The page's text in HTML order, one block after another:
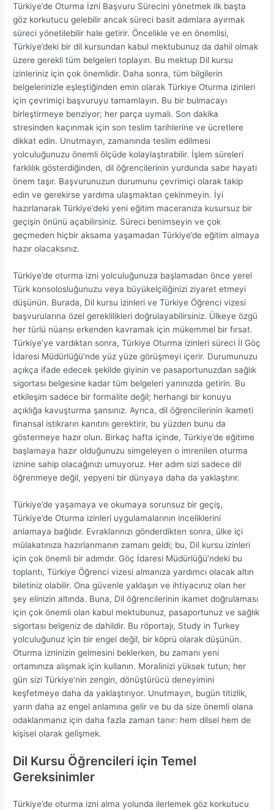
Türkiye’de Oturma İzni Başvuru Sürecini yönetmek ilk başta
göz korkutucu gelebilir ancak süreci basit adımlara ayırmak
süreci yönetilebilir hale getirir. Öncelikle ve en önemlisi,
Türkiye’deki bir dil kursundan kabul mektubunuz da dahil olmak
üzere gerekli tüm belgeleri toplayın. Bu mektup Dil kursu
izinleriniz için çok önemlidir. Daha sonra, tüm bilgilerin
belgelerinizle eşleştiğinden emin olarak Türkiye Oturma izinleri
için çevrimiçi başvuruyu tamamlayın. Bu bir bulmacayı
birleştirmeye benziyor; her parça uymalı. Son dakika
stresinden kaçınmak için son teslim tarihlerine ve ücretlere
dikkat edin. Unutmayın, zamanında teslim edilmesi
yolculuğunuzu önemli ölçüde kolaylaştırabilir. İşlem süreleri
farklılık gösterdiğinden, dil öğrencilerinin yurdunda sabır hayati
önem taşır. Başvurunuzun durumunu çevrimiçi olarak takip
edin ve gerekirse yardıma ulaşmaktan çekinmeyin. İyi
hazırlanarak Türkiye’deki yeni eğitim maceranıza kusursuz bir
geçişin önünü açabilirsiniz. Süreci benimseyin ve çok
geçmeden hiçbir aksama yaşamadan Türkiye’de eğitim almaya
hazır olacaksınız.
Türkiye’de oturma izni yolculuğunuza başlamadan önce yerel
Türk konsolosluğunuzu veya büyükelçiliğinizi ziyaret etmeyi
düşünün. Burada, Dil kursu izinleri ve Türkiye Öğrenci vizesi
başvurularına özel gereklilikleri doğrulayabilirsiniz. Ülkeye özgü
her türlü nüansı erkenden kavramak için mükemmel bir fırsat.
Türkiye’ye vardıktan sonra, Türkiye Oturma izinleri süreci İl Göç
İdaresi Müdürlüğü’nde yüz yüze görüşmeyi içerir. Durumunuzu
açıkça ifade edecek şekilde giyinin ve pasaportunuzdan sağlık
sigortası belgesine kadar tüm belgeleri yanınızda getirin. Bu
etkileşim sadece bir formalite değil; herhangi bir konuyu
açıklığa kavuşturma şansınız. Ayrıca, dil öğrencilerinin ikameti
finansal istikrarın kanıtını gerektirir, bu yüzden bunu da
göstermeye hazır olun. Birkaç hafta içinde, Türkiye’de eğitime
başlamaya hazır olduğunuzu simgeleyen o imrenilen oturma
iznine sahip olacağınızı umuyoruz. Her adım sizi sadece dil
öğrenmeye değil, yepyeni bir dünyaya daha da yaklaştırır.
Türkiye’de yaşamaya ve okumaya sorunsuz bir geçiş,
Türkiye’de Oturma izinleri uygulamalarının inceliklerini
anlamaya bağlıdır. Evraklarınızı gönderdikten sonra, ülke içi
mülakatınıza hazırlanmanın zamanı geldi; bu, Dil kursu izinleri
için çok önemli bir adımdır. Göç İdaresi Müdürlüğü’ndeki bu
toplantı, Türkiye Öğrenci vizesi almanıza yardımcı olacak altın
biletiniz olabilir. Ona güvenle yaklaşın ve ihtiyacınız olan her
şey elinizin altında. Buna, Dil öğrencilerinin ikamet doğrulaması
için çok önemli olan kabul mektubunuz, pasaportunuz ve sağlık
sigortası belgeniz de dahildir. Bu röportajı, Study in Turkey
yolculuğunuz için bir engel değil, bir köprü olarak düşünün.
Oturma izninizin gelmesini beklerken, bu zamanı yeni
ortamınıza alışmak için kullanın. Moralinizi yüksek tutun; her
gün sizi Türkiye’nin zengin, dönüştürücü deneyimini
keşfetmeye daha da yaklaştırıyor. Unutmayın, bugün titizlik,
yarın daha az engel anlamına gelir ve bu da size önemli olana
odaklanmanız için daha fazla zaman tanır: hem dilsel hem de
kişisel olarak gelişmek.
Dil Kursu Öğrencileri için Temel
Gereksinimler
Türkiye’de oturma izni alma yolunda ilerlemek göz korkutucu